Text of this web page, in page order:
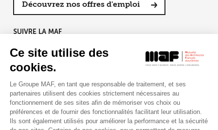
Ce site utilise des
cookies.
Le Groupe MAF, en tant que responsable de traitement, et ses
partenaires utilisent des cookies strictement nécessaires au
fonctionnement de ses sites afin de mémoriser vos choix ou
préférences et de fournir des fonctionnalités facilitant leur utilisation.
Ils sont également utilisés pour améliorer la performance et la sécurité
Découvrez nos offres d'emploi
SUIVRE LA MAF
RETROUVEZ-NOUS SUR :